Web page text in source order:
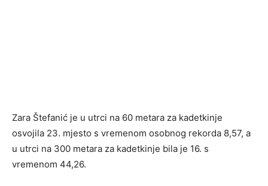
Zara Štefanić je u utrci na 60 metara za kadetkinje
osvojila 23. mjesto s vremenom osobnog rekorda 8,57, a
u utrci na 300 metara za kadetkinje bila je 16. s
vremenom 44,26.